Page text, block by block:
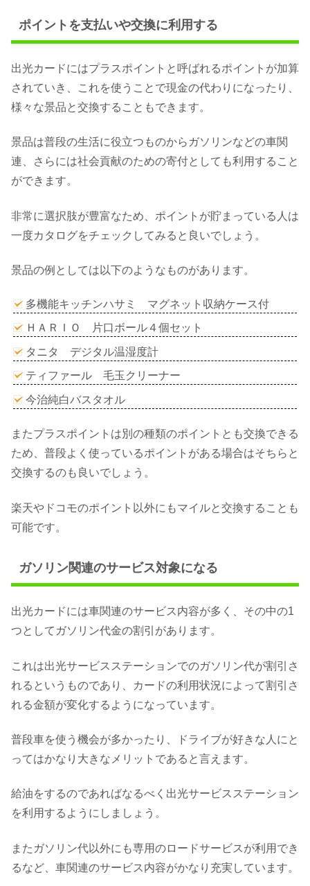
ポイントを支払いや交換に利用する
出光カードにはプラスポイントと呼ばれるポイントが加算
されていき、これを使うことで現金の代わりになったり、
様々な景品と交換することもできます。
景品は普段の生活に役立つものからガソリンなどの車関
連、さらには社会貢献のための寄付としても利用すること
ができます。
非常に選択肢が豊富なため、ポイントが貯まっている人は
一度カタログをチェックしてみると良いでしょう。
景品の例としては以下のようなものがあります。
多機能キッチンハサミ マグネット収納ケース付
ＨＡＲＩＯ 片口ボール４個セット
タニタ デジタル温湿度計
ティファール 毛玉クリーナー
今治純白バスタオル
またプラスポイントは別の種類のポイントとも交換できる
ため、普段よく使っているポイントがある場合はそちらと
交換するのも良いでしょう。
楽天やドコモのポイント以外にもマイルと交換することも
可能です。
ガソリン関連のサービス対象になる
出光カードには車関連のサービス内容が多く、その中の1
つとしてガソリン代金の割引があります。
これは出光サービスステーションでのガソリン代が割引さ
れるというものであり、カードの利用状況によって割引さ
れる金額が変化するようになっています。
普段車を使う機会が多かったり、ドライブが好きな人にと
ってはかなり大きなメリットであると言えます。
給油をするのであればなるべく出光サービスステーション
を利用するようにしましょう。
またガソリン代以外にも専用のロードサービスが利用でき
るなど、車関連のサービス内容がかなり充実しています。